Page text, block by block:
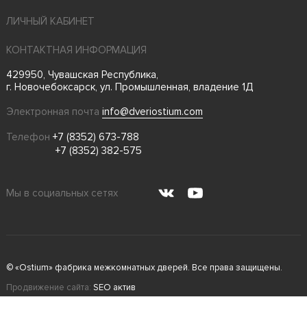
ЛИЧНЫЙ КАБИНЕТ
КОНТАКТНАЯ ИНФОРМАЦИЯ
429950, Чувашская Республика,
г. Новочебоксарск, ул. Промышленная, владение 1Д
Электронная почта info@dveriostium.com
Телефон +7 (8352) 673-788
+7 (8352) 382-575
Мы в социальных сетях
© «Ostium» фабрика межкомнатных дверей. Все права защищены.
Продвижение сайта: SEO актив